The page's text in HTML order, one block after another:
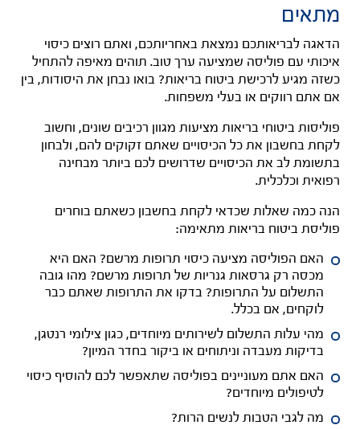
מתאים
הדאגה לבריאותכם נמצאת באחריותכם, ואתם רוצים כיסוי
איכותי עם פוליסה שמציעה ערך טוב. תוהים מאיפה להתחיל
כשזה מגיע לרכישת ביטוח בריאות? בואו נבחן את היסודות, בין
אם אתם רווקים או בעלי משפחות.
פוליסות ביטוחי בריאות מציעות מגוון רכיבים שונים, וחשוב
לקחת בחשבון את כל הכיסויים שאתם זקוקים להם, ולבחון
בתשומת לב את הכיסויים שדרושים לכם ביותר מבחינה
רפואית וכלכלית.
הנה כמה שאלות שכדאי לקחת בחשבון כשאתם בוחרים
פוליסת ביטוח בריאות מתאימה:
האם הפוליסה מציעה כיסוי תרופות מרשם? האם היא
מכסה רק גרסאות גנריות של תרופות מרשם? מהו גובה
התשלום על התרופות? בדקו את התרופות שאתם כבר
לוקחים, אם בכלל.
מהי עלות התשלום לשירותים מיוחדים, כגון צילומי רנטגן,
בדיקות מעבדה וניתוחים או ביקור בחדר המיון?
האם אתם מעוניינים בפוליסה שתאפשר לכם להוסיף כיסוי
לטיפולים מיוחדים?
מה לגבי הטבות לנשים הרות?